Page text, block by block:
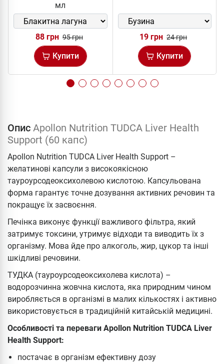
мл
88 грн 95 грн
Купити
19 грн 24 грн
Купити
Опис Apollon Nutrition TUDCA Liver Health
Support (60 капс)
Apollon Nutrition TUDCA Liver Health Support –
желатинові капсули з високоякісною
тауроурсодеоксихолевою кислотою. Капсульована
форма гарантує точне дозування активних речовин та
покращує їх засвоєння.
Печінка виконує функції важливого фільтра, який
затримує токсини, утримує відходи та виводить їх з
організму. Мова йде про алкоголь, жир, цукор та інші
шкідливі речовини.
ТУДКА (тауроурсодеоксихолева кислота) –
водорозчинна жовчна кислота, яка природним чином
виробляється в організмі в малих кількостях і активно
використовується в традиційній китайській медицині.
Особливості та переваги Apollon Nutrition TUDCA Liver
Health Support:
постачає в організм ефективну дозу